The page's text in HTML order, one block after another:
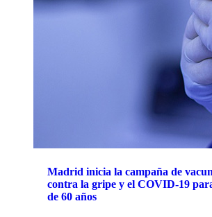
Madrid inicia la campaña de
contra la gripe y el COVID-19
de 60 años